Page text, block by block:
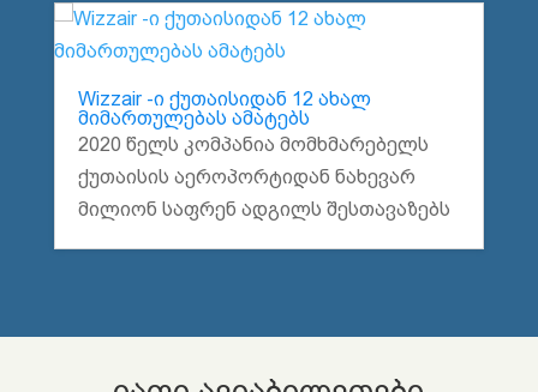
Wizzair -ი ქუთაისიდან 12 ახალ
მიმართულებას ამატებს
2020 წელს კომპანია მომხმარებელს
ქუთაისის აეროპორტიდან ნახევარ
მილიონ საფრენ ადგილს შესთავაზებს